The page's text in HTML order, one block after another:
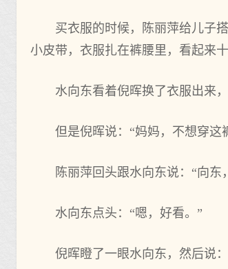
买衣服的时候，陈丽萍给儿子
小皮带，衣服扎在裤腰里，看起来十
水向东看着倪晖换了衣服出来
但是倪晖说：“妈妈，不想穿这
陈丽萍回头跟水向东说：“向
水向东点头：“嗯，好看。”
倪晖瞪了一眼水向东，然后说